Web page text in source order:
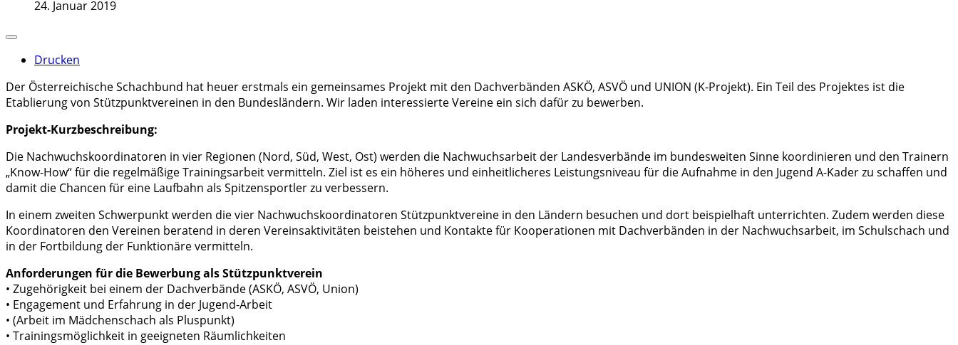
24. Januar 2019
Drucken
Der Österreichische Schachbund hat heuer erstmals ein gemeinsames Projekt mit den Dachverbänden ASKÖ, ASVÖ und UNION (K-Projekt). Ein Teil des Projektes ist die
Etablierung von Stützpunktvereinen in den Bundesländern. Wir laden interessierte Vereine ein sich dafür zu bewerben.
Projekt-Kurzbeschreibung:
Die Nachwuchskoordinatoren in vier Regionen (Nord, Süd, West, Ost) werden die Nachwuchsarbeit der Landesverbände im bundesweiten Sinne koordinieren und den Trainern
„Know-How“ für die regelmäßige Trainingsarbeit vermitteln. Ziel ist es ein höheres und einheitlicheres Leistungsniveau für die Aufnahme in den Jugend A-Kader zu schaffen und
damit die Chancen für eine Laufbahn als Spitzensportler zu verbessern.
In einem zweiten Schwerpunkt werden die vier Nachwuchskoordinatoren Stützpunktvereine in den Ländern besuchen und dort beispielhaft unterrichten. Zudem werden diese
Koordinatoren den Vereinen beratend in deren Vereinsaktivitäten beistehen und Kontakte für Kooperationen mit Dachverbänden in der Nachwuchsarbeit, im Schulschach und
in der Fortbildung der Funktionäre vermitteln.
Anforderungen für die Bewerbung als Stützpunktverein
• Zugehörigkeit bei einem der Dachverbände (ASKÖ, ASVÖ, Union)
• Engagement und Erfahrung in der Jugend-Arbeit
• (Arbeit im Mädchenschach als Pluspunkt)
• Trainingsmöglichkeit in geeigneten Räumlichkeiten